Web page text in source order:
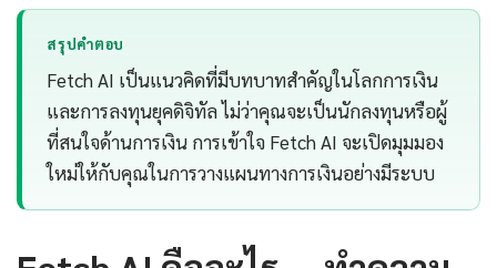
สรุปคำตอบ
Fetch AI เป็นแนวคิดที่มีบทบาทสำคัญในโลกการเงิน
และการลงทุนยุคดิจิทัล ไม่ว่าคุณจะเป็นนักลงทุนหรือผู้
ที่สนใจด้านการเงิน การเข้าใจ Fetch AI จะเปิดมุมมอง
ใหม่ให้กับคุณในการวางแผนทางการเงินอย่างมีระบบ